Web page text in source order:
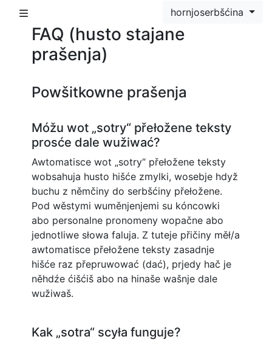
hornjoserbšćina
FAQ (husto stajane
prašenja)
Powšitkowne prašenja
Móžu wot „sotry“ přełožene teksty
prosće dale wužiwać?
Awtomatisce wot „sotry“ přełožene teksty
wobsahuja husto hišće zmylki, wosebje hdyž
buchu z němčiny do serbšćiny přełožene.
Pod wěstymi wuměnjenjemi su kóncowki
abo personalne pronomeny wopačne abo
jednotliwe słowa faluja. Z tuteje přičiny měł/a
awtomatisce přełožene teksty zasadnje
hišće raz přepruwować (dać), prjedy hač je
něhdźe ćišćiš abo na hinaše wašnje dale
wužiwaš.
Kak „sotra“ scyła funguje?